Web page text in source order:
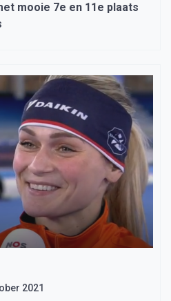
mooie 7e en 11e plaats
2021